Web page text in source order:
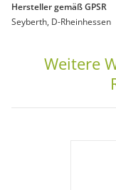
Hersteller gemäß GPSR
Seyberth, D-Rheinhessen
Weitere